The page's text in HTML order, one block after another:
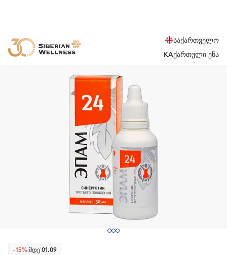
საქართველო
KAქართული ენა
-15%ᲛᲓᲔ 01.09